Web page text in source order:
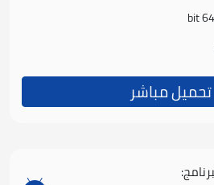
تحميل مباشر